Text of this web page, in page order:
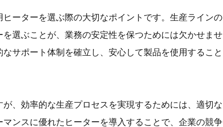
ーターを選ぶ際の大切なポイントです。生産ラインの
選ぶことが、業務の安定性を保つためには欠かせませ
サポート体制を確立し、安心して製品を使用すること
、効率的な生産プロセスを実現するためには、適切な
ンスに優れたヒーターを導入することで、企業の競争